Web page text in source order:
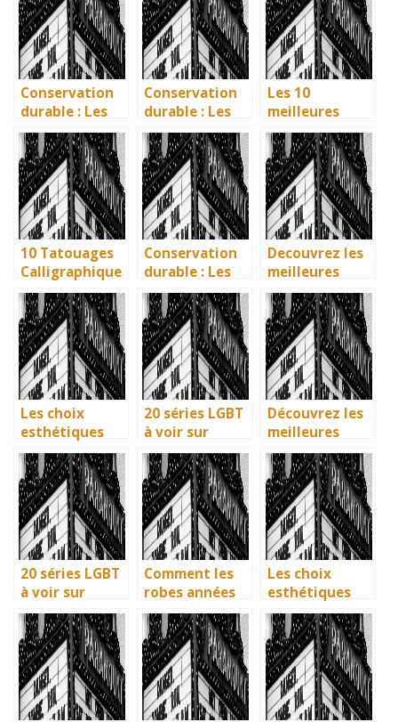
Conservation
durable : Les
nouvelles
méthodes
écologiques du
British
Museum
Conservation
durable : Les
nouvelles
méthodes
écologiques du
British
Museum
Les 10
meilleures
villes d’Italie à
visiter en 2025
: Ravenne, la
ville aux huit
monuments
UNESCO
10 Tatouages
Calligraphique
s : Citations et
Phrases
Uniques pour
immortaliser
vos amitiés
Conservation
durable : Les
nouvelles
methodes
ecologiques du
British
Museum
Decouvrez les
meilleures
solutions
gratuites pour
vos series
preferees en
francais
Les choix
esthétiques
surprenants du
générique de
Joker 2 (2024)
20 séries LGBT
à voir sur
Netflix : quand
science-fiction
et diversité
font des
étincelles
Découvrez les
meilleures
solutions
gratuites pour
vos séries
préférées en
français
20 séries LGBT
à voir sur
Netflix : quand
science-fiction
et diversité
font des
étincelles
Comment les
robes années
40 vintage ont
révolutionné la
mode en temps
de guerre
Les choix
esthétiques
surprenants du
générique de
Joker 2 (2024)